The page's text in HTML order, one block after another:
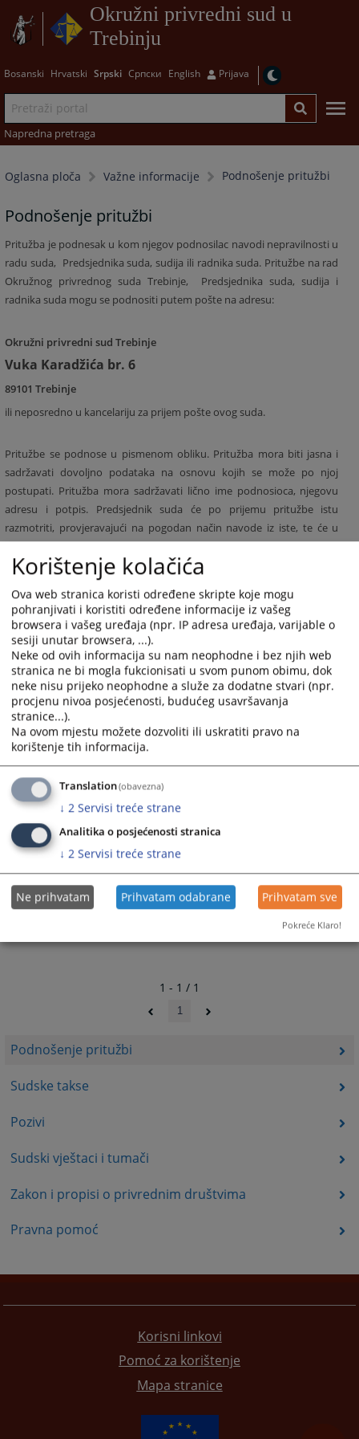
Okružni privredni sud u
Trebinju
Bosanski Hrvatski Srpski Српски English Prijava
Napredna pretraga
Oglasna ploča Važne informacije Podnošenje pritužbi
Podnošenje pritužbi
Sudske takse
Pozivi
Sudski vještaci i tumači
Zakon i propisi o privrednim društvima
Pravna pomoć
Podnošenje pritužbi
Pritužba je podnesak u kom njegov podnosilac navodi nepravilnosti u
radu suda, Predsjednika suda, sudija ili radnika suda. Pritužbe na rad
Okružnog privrednog suda Trebinje,
Predsjednika suda, sudija i
radnika suda mogu se podnositi putem pošte na adresu:
Okružni privredni sud Trebinje
Vuka Karadžića br. 6
89101 Trebinje
ili neposredno u kancelariju za prijem pošte ovog suda.
Pritužbe se podnose u pismenom obliku. Pritužba mora biti jasna i
sadržavati dovoljno podataka na osnovu kojih se može po njoj
postupati. Pritužba mora sadržavati lično ime podnosioca, njegovu
adresu i potpis. Predsjednik suda će po prijemu pritužbe istu
razmotriti, provjeravajući na pogodan način navode iz iste, te će u
pisanom obliku odgovoriti podnosiocu pritužbe.
Pritužbe na rad i ponašanje sudija mogu se dostaviti Visokom
sudskom i tužilačkom vijeću Bosne i Hercegovine - Kancelarija
disciplinskog tužioca, koji su jedini ovlašteni da razmatraju navedene
pritužbe i to na adresu:
Visoko sudsko i tužilačko vijeće Bosne i Hercegovine
Ul. Kraljice Jelene br.88
71000 Sarajevo
3622PREGLEDA
1 - 1 / 1
1
Korisni linkovi
Pomoć za korištenje
Mapa stranice
Korištenje kolačića
Ova web stranica koristi određene skripte koje mogu
pohranjivati i koristiti određene informacije iz vašeg
browsera i vašeg uređaja (npr. IP adresa uređaja, varijable o
sesiji unutar browsera, ...).
Neke od ovih informacija su nam neophodne i bez njih web
stranica ne bi mogla fukcionisati u svom punom obimu, dok
neke nisu prijeko neophodne a služe za dodatne stvari (npr.
procjenu nivoa posjećenosti, budućeg usavršavanja
stranice...).
Na ovom mjestu možete dozvoliti ili uskratiti pravo na
korištenje tih informacija.
Translation(obavezna)
↓ 2 Servisi treće strane
Analitika o posjećenosti stranica
↓ 2 Servisi treće strane
Ne prihvatam Prihvatam odabrane Prihvatam sve
Pokreće Klaro!